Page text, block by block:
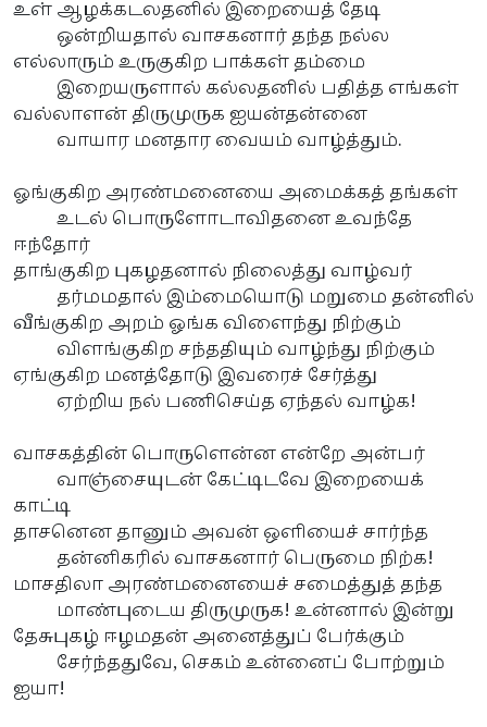
உள் ஆழக்கடலதனில் இறையைத் தேடி
ஒன்றியதால் வாசகனார் தந்த நல்ல
எல்லாரும் உருகுகிற பாக்கள் தம்மை
இறையருளால் கல்லதனில் பதித்த எங்கள்
வல்லாளன் திருமுருக ஐயன்தன்னை
வாயார மனதார வையம் வாழ்த்தும்.
ஓங்குகிற அரண்மனையை அமைக்கத் தங்கள்
உடல் பொருளோடாவிதனை உவந்தே
ஈந்தோர்
தாங்குகிற புகழதனால் நிலைத்து வாழ்வர்
தர்மமதால் இம்மையொடு மறுமை தன்னில்
வீங்குகிற அறம் ஓங்க விளைந்து நிற்கும்
விளங்குகிற சந்ததியும் வாழ்ந்து நிற்கும்
ஏங்குகிற மனத்தோடு இவரைச் சேர்த்து
ஏற்றிய நல் பணிசெய்த ஏந்தல் வாழ்க!
வாசகத்தின் பொருளென்ன என்றே அன்பர்
வாஞ்சையுடன் கேட்டிடவே இறையைக்
காட்டி
தாசனென தானும் அவன் ஒளியைச் சார்ந்த
தன்னிகரில் வாசகனார் பெருமை நிற்க!
மாசதிலா அரண்மனையைச் சமைத்துத் தந்த
மாண்புடைய திருமுருக! உன்னால் இன்று
தேசுபுகழ் ஈழமதன் அனைத்துப் பேர்க்கும்
சேர்ந்ததுவே, செகம் உன்னைப் போற்றும்
ஐயா!